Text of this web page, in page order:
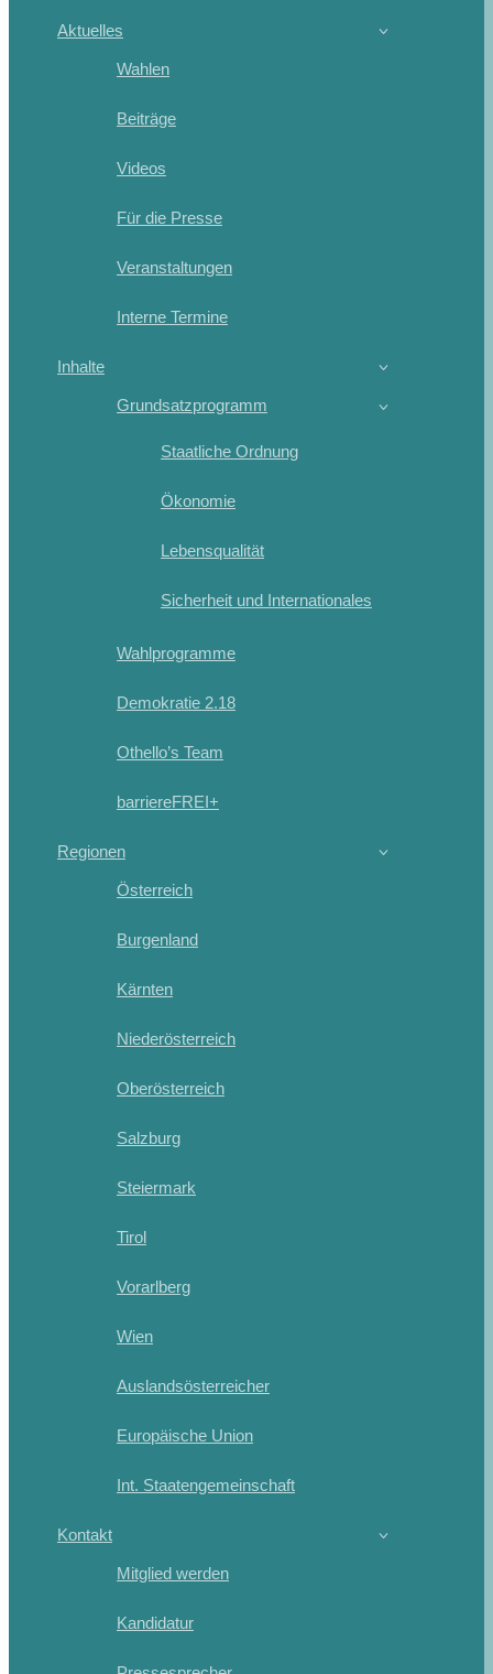
Aktuelles
Wahlen
Beiträge
Videos
Für die Presse
Veranstaltungen
Interne Termine
Inhalte
Grundsatzprogramm
Staatliche Ordnung
Ökonomie
Lebensqualität
Sicherheit und Internationales
Wahlprogramme
Demokratie 2.18
Othello’s Team
barriereFREI+
Regionen
Österreich
Burgenland
Kärnten
Niederösterreich
Oberösterreich
Salzburg
Steiermark
Tirol
Vorarlberg
Wien
Auslandsösterreicher
Europäische Union
Int. Staatengemeinschaft
Kontakt
Mitglied werden
Kandidatur